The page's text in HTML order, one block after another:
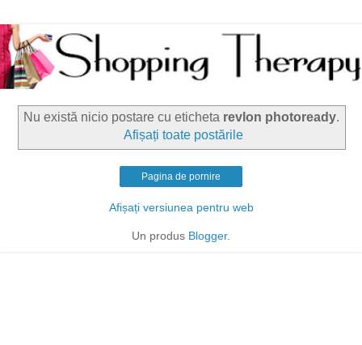
Nu există nicio postare cu eticheta revlon photoready.
Afișați toate postările
Pagina de pornire
Afișați versiunea pentru web
Un produs Blogger.